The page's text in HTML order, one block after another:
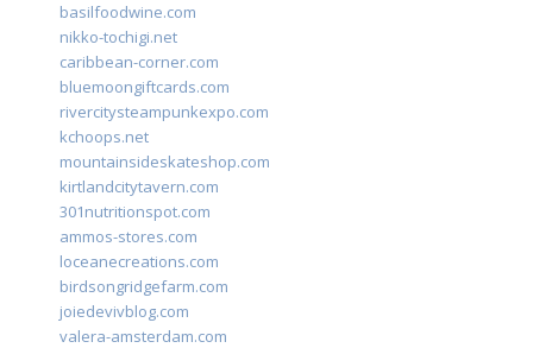
basilfoodwine.com
nikko-tochigi.net
caribbean-corner.com
bluemoongiftcards.com
rivercitysteampunkexpo.com
kchoops.net
mountainsideskateshop.com
kirtlandcitytavern.com
301nutritionspot.com
ammos-stores.com
loceanecreations.com
birdsongridgefarm.com
joiedevivblog.com
valera-amsterdam.com